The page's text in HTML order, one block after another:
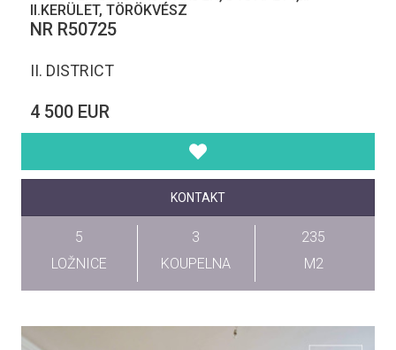
II.KERÜLET, TÖRÖKVÉSZ
NR R50725
II. DISTRICT
4 500 EUR
KONTAKT
5
LOŽNICE
3
KOUPELNA
235
M2